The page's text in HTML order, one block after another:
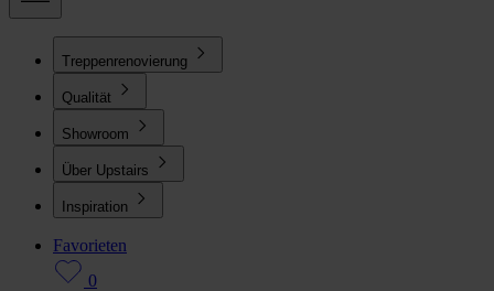
Treppenrenovierung
Qualität
Showroom
Über Upstairs
Inspiration
Favorieten
0